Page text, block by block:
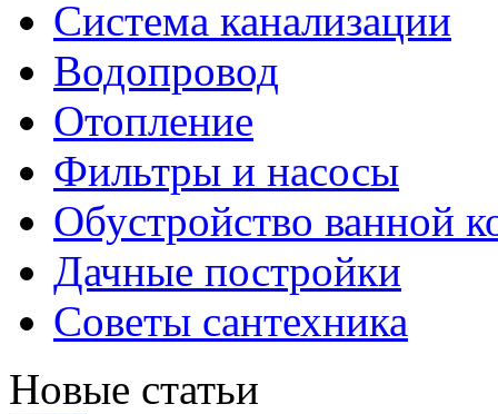
Система канализации
Водопровод
Отопление
Фильтры и насосы
Обустройство ванной
Дачные постройки
Советы сантехника
Новые статьи